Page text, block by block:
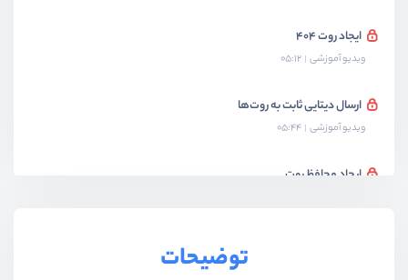
ایجاد روت 404
ویدیو آموزشی 05:12
ارسال دیتایی ثابت به روت‌ها
ویدیو آموزشی 05:44
ایجاد محافظ رو‌ت‌
توضیحات